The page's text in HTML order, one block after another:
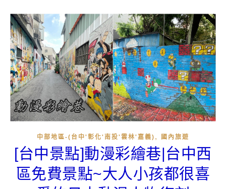
中部地區-(台中'彰化'南投'雲林'嘉義) , 國內旅遊
[台中景點]動漫彩繪巷|台中西
區免費景點~大人小孩都很喜